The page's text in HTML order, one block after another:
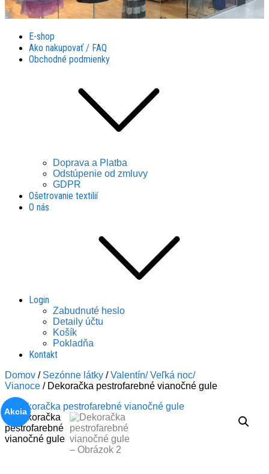
Látky Husár
Látky Husár
E-shop
Ako nakupovať / FAQ
Obchodné podmienky
Doprava a Platba
Odstúpenie od zmluvy
GDPR
Ošetrovanie textilií
O nás
Login
Zabudnuté heslo
Detaily účtu
Košík
Pokladňa
Kontakt
Domov / Sezónne látky /Valentín/ Veľká noc/
Vianoce / Dekoračka pestrofarebné vianočné gule
Akcia